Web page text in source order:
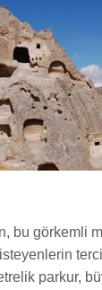
bu görkemli
parkur,